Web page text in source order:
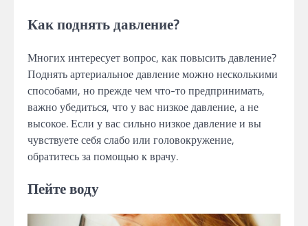
Как поднять давление?
Многих интересует вопрос, как повысить давление?
Поднять артериальное давление можно несколькими
способами, но прежде чем что-то предпринимать,
важно убедиться, что у вас низкое давление, а не
высокое. Если у вас сильно низкое давление и вы
чувствуете себя слабо или головокружение,
обратитесь за помощью к врачу.
Пейте воду